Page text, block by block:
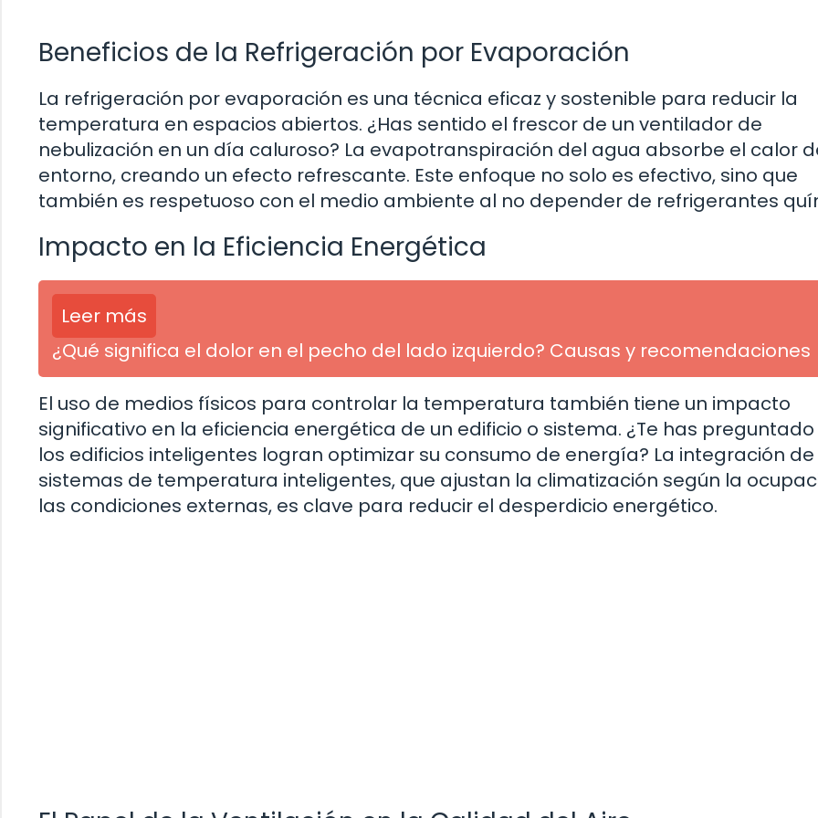
Beneficios de la Refrigeración por Evaporación
La refrigeración por evaporación es una técnica eficaz y sostenible para reducir la
temperatura en espacios abiertos. ¿Has sentido el frescor de un ventilador de
nebulización en un día caluroso? La evapotranspiración del agua absorbe el calor
entorno, creando un efecto refrescante. Este enfoque no solo es efectivo, sino que
también es respetuoso con el medio ambiente al no depender de refrigerantes
Impacto en la Eficiencia Energética
Leer más
¿Qué significa el dolor en el pecho del lado izquierdo? Causas y recomendaciones
El uso de medios físicos para controlar la temperatura también tiene un impacto
significativo en la eficiencia energética de un edificio o sistema. ¿Te has
los edificios inteligentes logran optimizar su consumo de energía? La integración de
sistemas de temperatura inteligentes, que ajustan la climatización según la
las condiciones externas, es clave para reducir el desperdicio energético.